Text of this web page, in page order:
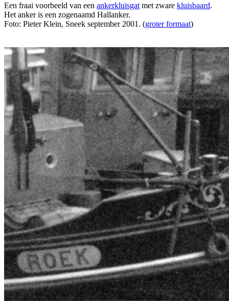
Een fraai voorbeeld van een ankerkluisgat met zware kluisbaard.
Het anker is een zogenaamd Hallanker.
Foto: Pieter Klein, Sneek september 2001. (groter formaat)